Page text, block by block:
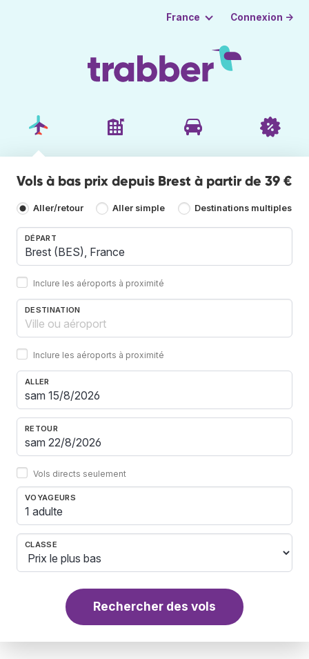
France Connexion →
Vols à bas prix depuis Brest à partir de 39 €
Aller/retour Aller simple Destinations multiples
DÉPART
Inclure les aéroports à proximité
DESTINATION
Inclure les aéroports à proximité
ALLER
RETOUR
Vols directs seulement
VOYAGEURS
1 adulte
CLASSE
Rechercher des vols